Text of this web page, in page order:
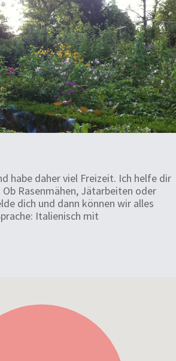
habe daher viel Freizeit. Ich helfe dir
Rasenmähen, Jätarbeiten oder
dich und dann können wir alles
Italienisch mit